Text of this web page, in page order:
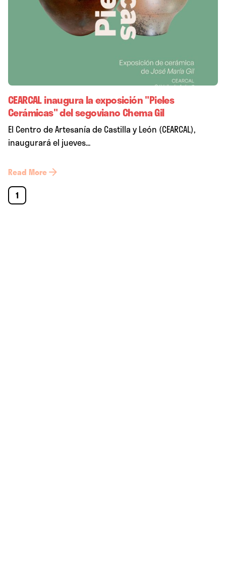
CEARCAL inaugura la exposición "Pieles
Cerámicas" del segoviano Chema Gil
El Centro de Artesanía de Castilla y León (CEARCAL),
inaugurará el jueves...
Read More
1